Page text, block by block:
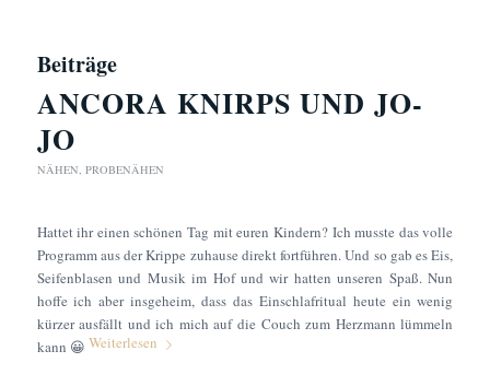
Beiträge
ANCORA KNIRPS UND JO-
JO
NÄHEN, PROBENÄHEN
Hattet ihr einen schönen Tag mit euren Kindern? Ich musste das volle
Programm aus der Krippe zuhause direkt fortführen. Und so gab es Eis,
Seifenblasen und Musik im Hof und wir hatten unseren Spaß. Nun
hoffe ich aber insgeheim, dass das Einschlafritual heute ein wenig
kürzer ausfällt und ich mich auf die Couch zum Herzmann lümmeln
kann 😀 Weiterlesen